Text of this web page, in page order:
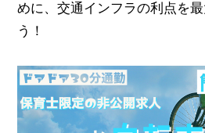
めに、交通インフラの利点を
う！